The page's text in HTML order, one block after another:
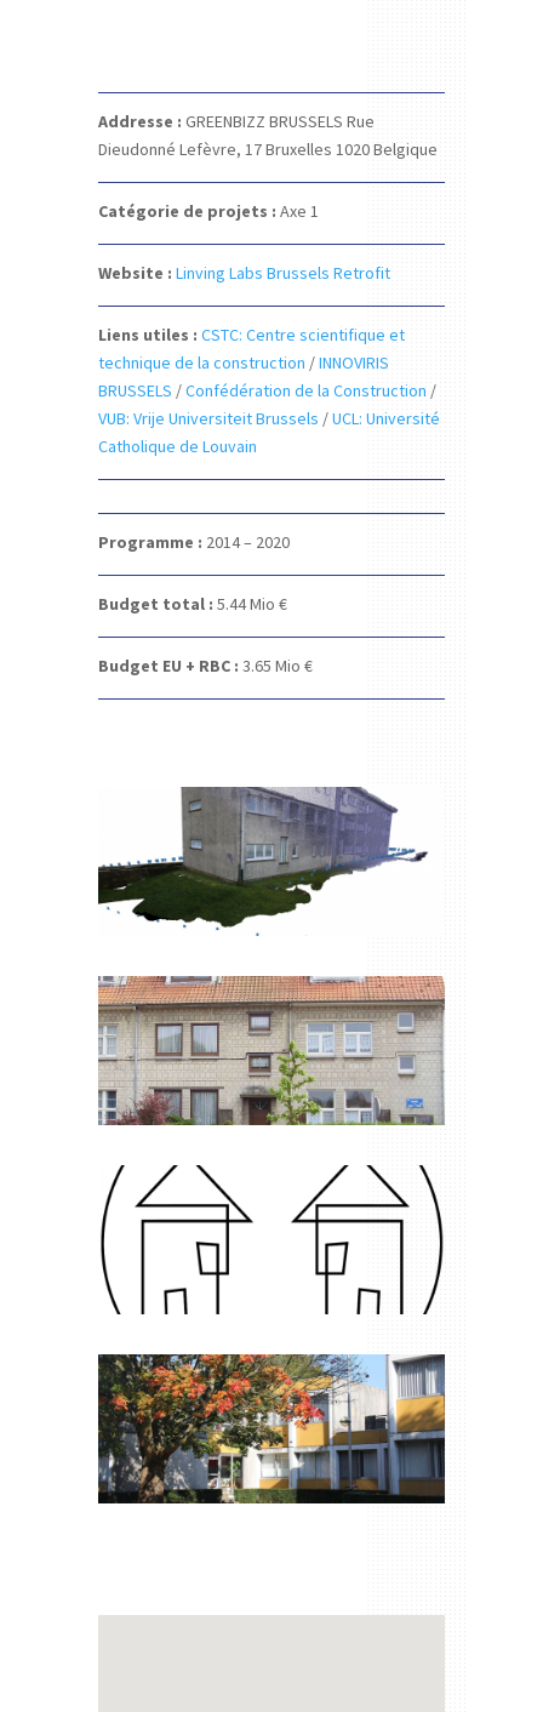
Addresse : GREENBIZZ BRUSSELS Rue
Dieudonné Lefèvre, 17Bruxelles 1020Belgique
Catégorie de projets : Axe 1
Website : Linving Labs Brussels Retrofit
Liens utiles : CSTC: Centre scientifique et
technique de la construction /INNOVIRIS
BRUSSELS /Confédération de la Construction /
VUB: Vrije Universiteit Brussels /UCL: Université
Catholique de Louvain
Programme : 2014 – 2020
Budget total : 5.44Mio €
Budget EU + RBC : 3.65 Mio €